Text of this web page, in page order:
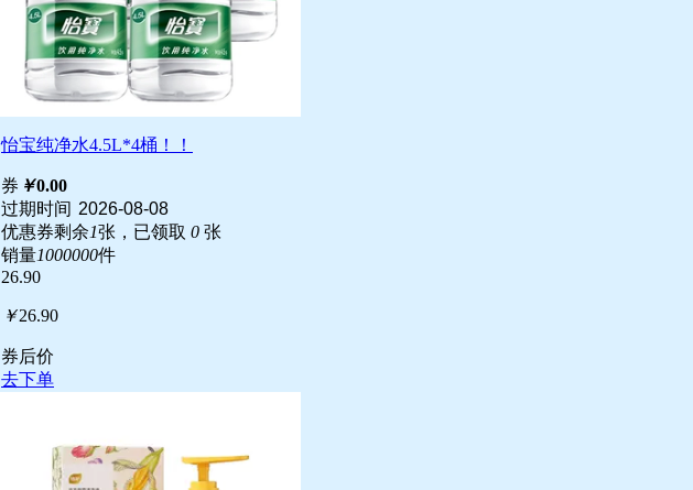
怡宝纯净水4.5L*4桶！！
券 ￥0.00
过期时间 2026-08-08
优惠券剩余1张，已领取 0 张
销量1000000件
26.90
￥26.90
券后价
去下单